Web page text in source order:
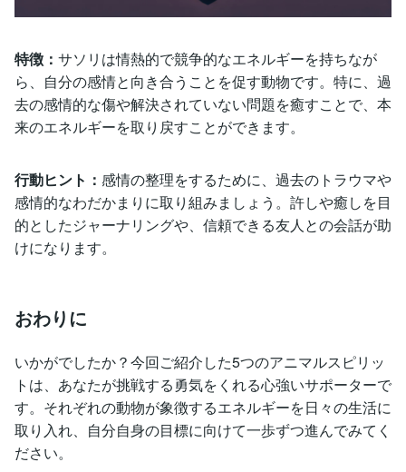
特徴： サソリは情熱的で競争的なエネルギーを持ちなが
ら、自分の感情と向き合うことを促す動物です。特に、過
去の感情的な傷や解決されていない問題を癒すことで、本
来のエネルギーを取り戻すことができます。
行動ヒント： 感情の整理をするために、過去のトラウマや
感情的なわだかまりに取り組みましょう。許しや癒しを目
的としたジャーナリングや、信頼できる友人との会話が助
けになります。
おわりに
いかがでしたか？今回ご紹介した5つのアニマルスピリッ
トは、あなたが挑戦する勇気をくれる心強いサポーターで
す。それぞれの動物が象徴するエネルギーを日々の生活に
取り入れ、自分自身の目標に向けて一歩ずつ進んでみてく
ださい。